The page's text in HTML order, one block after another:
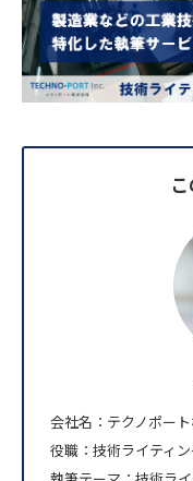
会社名：テクノポー
役職：技術ライティ